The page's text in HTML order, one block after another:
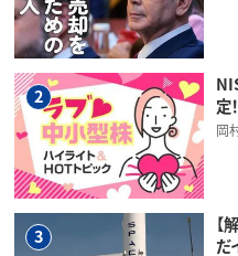
2
定
岡
3
【
だ